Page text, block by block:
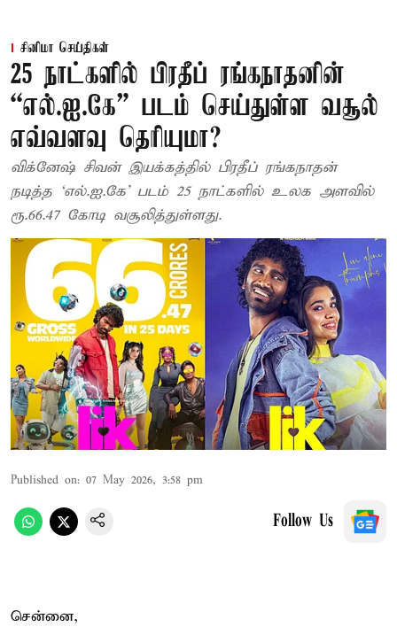
சினிமா செய்திகள்
25 நாட்களில் பிரதீப் ரங்கநாதனின்
“எல்.ஐ.கே” படம் செய்துள்ள வசூல்
எவ்வளவு தெரியுமா?
விக்னேஷ் சிவன் இயக்கத்தில் பிரதீப் ரங்கநாதன்
நடித்த ‘எல்.ஐ.கே’ படம் 25 நாட்களில் உலக அளவில்
ரூ.66.47 கோடி வசூலித்துள்ளது.
Published on: 07 May 2026, 3:58 pm
Follow Us
சென்னை,